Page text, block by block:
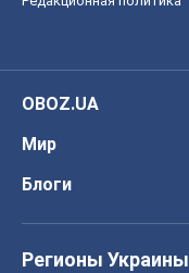
OBOZ.UA
Мир
Блоги
Регионы Украины